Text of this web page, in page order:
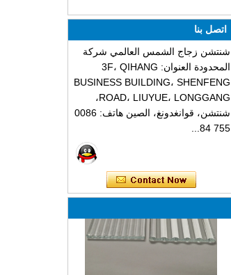
اتصل بنا
شنتشن زجاج الشمس العالمي شركة
المحدودة العنوان: 3F، QIHANG
BUSINESS BUILDING، SHENFENG
ROAD، LIUYUE، LONGGANG،
شنتشن، قوانغدونغ، الصين هاتف: 0086
755 84...